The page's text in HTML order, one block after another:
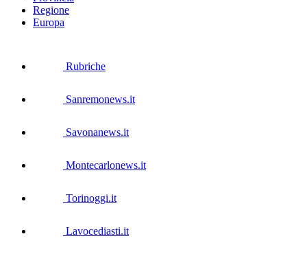
Regione
Europa
Rubriche
Sanremonews.it
Savonanews.it
Montecarlonews.it
Torinoggi.it
Lavocediasti.it